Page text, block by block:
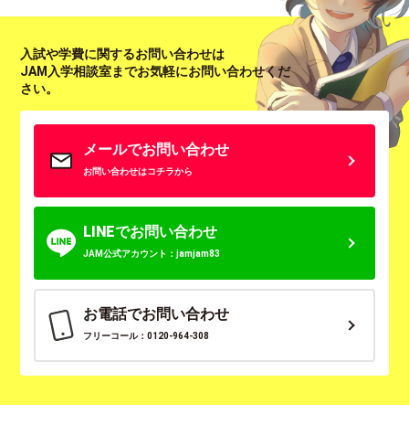
入試や学費に関するお問い合わせは
JAM入学相談室までお気軽にお問い合わせくだ
さい。
メールでお問い合わせ
お問い合わせはコチラから
LINEでお問い合わせ
JAM公式アカウント：jamjam83
お電話でお問い合わせ
フリーコール：0120-964-308